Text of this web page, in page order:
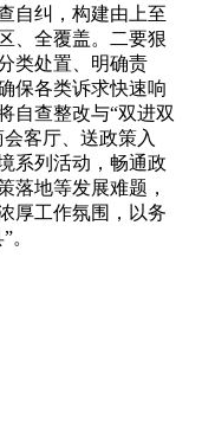
自纠，构建由上至
、全覆盖。二要狠
类处置、明确责
保各类诉求快速响
自查整改与“双进双
客厅、送政策入
系列活动，畅通政
落地等发展难题，
厚工作氛围，以务
。